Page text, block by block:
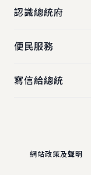
認識總統府
便民服務
寫信給總統
網站政策及聲明